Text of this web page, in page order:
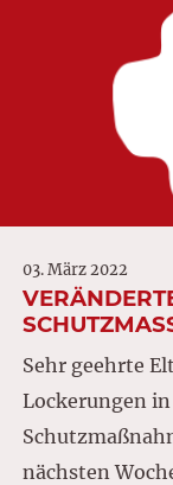
03. März 2022
Sehr geehrte
Lockerungen
nächsten